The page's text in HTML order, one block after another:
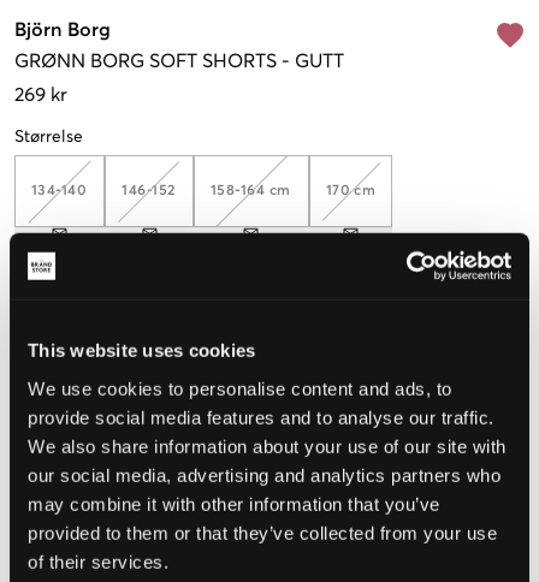
This website uses cookies
We use cookies to personalise content and ads, to
provide social media features and to analyse our traffic.
We also share information about your use of our site with
our social media, advertising and analytics partners who
may combine it with other information that you’ve
provided to them or that they’ve collected from your use
of their services.
Björn Borg
GRØNN BORG SOFT SHORTS - GUTT
269 kr
Størrelse
134-140 146-152 158-164 cm 170 cm
Liten Riktig
STØRRELSESTABELL
VELG EN STØRRELSE
Rask levering
Fri frakt over 999 kr